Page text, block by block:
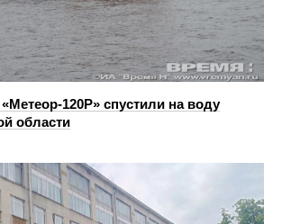
120Р» спустили на воду
области